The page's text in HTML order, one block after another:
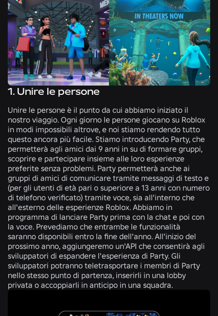
1. Unire le persone
Unire le persone è il punto da cui abbiamo iniziato il
nostro viaggio. Ogni giorno le persone giocano su Roblox
in modi impossibili altrove, e noi stiamo rendendo tutto
questo ancora più facile. Stiamo introducendo Party, che
permetterà agli amici dai 9 anni in su di formare gruppi,
scoprire e partecipare insieme alle loro esperienze
preferite senza problemi. Party permetterà anche ai
gruppi di amici di comunicare tramite messaggi di testo e
(per gli utenti di età pari o superiore a 13 anni con numero
di telefono verificato) tramite voce, sia all'interno che
all'esterno delle esperienze Roblox. Abbiamo in
programma di lanciare Party prima con la chat e poi con
la voce. Prevediamo che entrambe le funzionalità
saranno disponibili entro la fine dell'anno. All'inizio del
prossimo anno, aggiungeremo un'API che consentirà agli
sviluppatori di espandere l'esperienza di Party. Gli
sviluppatori potranno teletrasportare i membri di Party
nello stesso punto di partenza, inserirli in una lobby
privata o accoppiarli in anticipo in una squadra.